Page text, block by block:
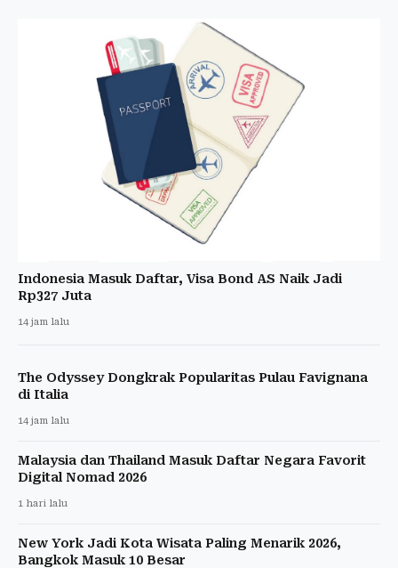
Indonesia Masuk Daftar, Visa Bond AS Naik Jadi
Rp327 Juta
14 jam lalu
The Odyssey Dongkrak Popularitas Pulau Favignana
di Italia
14 jam lalu
Malaysia dan Thailand Masuk Daftar Negara Favorit
Digital Nomad 2026
1 hari lalu
New York Jadi Kota Wisata Paling Menarik 2026,
Bangkok Masuk 10 Besar